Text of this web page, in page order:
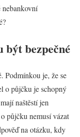
bezpečné
Podmínkou je, že se
o půjčku je schopný
naštěstí jen
půjčku nemusí vázat
na otázku, kdy